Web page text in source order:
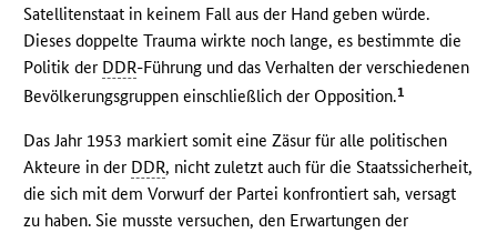
Satellitenstaat in keinem Fall aus der Hand geben würde.
Dieses doppelte Trauma wirkte noch lange, es bestimmte die
Politik der DDR-Führung und das Verhalten der verschiedenen
Bevölkerungsgruppen einschließlich der Opposition.1
Das Jahr 1953 markiert somit eine Zäsur für alle politischen
Akteure in der DDR, nicht zuletzt auch für die Staatssicherheit,
die sich mit dem Vorwurf der Partei konfrontiert sah, versagt
zu haben. Sie musste versuchen, den Erwartungen der